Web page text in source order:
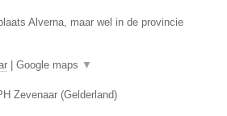
Alverna, maar wel in de provincie
Google maps ▼
Zevenaar (Gelderland)